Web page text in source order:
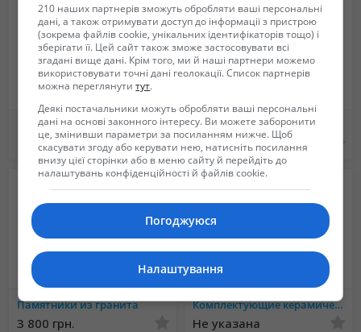
Памятники из гранита. НИЗКИЕ ЦЕНЫ !!!
6 200 грн. Не указана
Памятники из гранита
3 800 грн.
Комплектующие керамические к электроприборам - производство
Не указана
210 наших партнерів зможуть обробляти ваші персональні
дані, а також отримувати доступ до інформації з пристрою
(зокрема файлів cookie, унікальних ідентифікаторів тощо) і
зберігати її. Цей сайт також зможе застосовувати всі
згадані вище дані. Крім того, ми й наші партнери можемо
використовувати точні дані геолокації. Список партнерів
можна переглянутитут.
Деякі постачальники можуть обробляти ваші персональні
дані на основі законного інтересу. Ви можете заборонити
це, змінивши параметри за посиланням нижче. Щоб
скасувати згоду або керувати нею, натисніть посилання
внизу цієї сторінки або в меню сайту й перейдіть до
налаштувань конфіденційності й файлів cookie.
Погоджуюся
Налаштування